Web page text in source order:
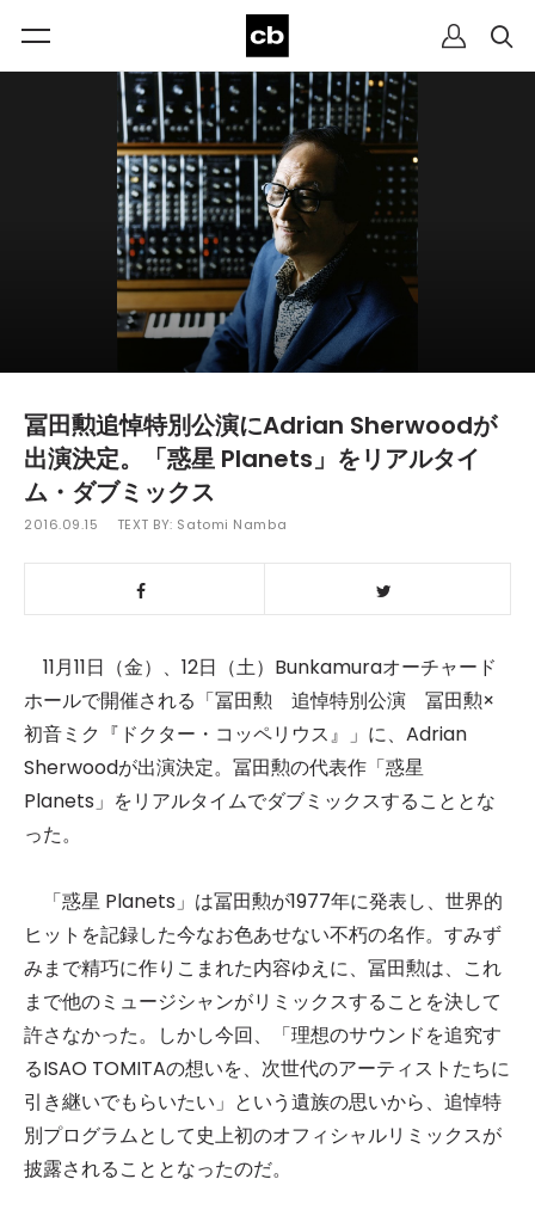
冨田勲追悼特別公演にAdrian Sherwoodが
出演決定。「惑星 Planets」をリアルタイ
ム・ダブミックス
2016.09.15 TEXT BY: Satomi Namba
11月11日（金）、12日（土）Bunkamuraオーチャード
ホールで開催される「冨田勲 追悼特別公演 冨田勲×
初音ミク『ドクター・コッペリウス』」に、Adrian
Sherwoodが出演決定。冨田勲の代表作「惑星
Planets」をリアルタイムでダブミックスすることとな
った。
「惑星 Planets」は冨田勲が1977年に発表し、世界的
ヒットを記録した今なお色あせない不朽の名作。すみず
みまで精巧に作りこまれた内容ゆえに、冨田勲は、これ
まで他のミュージシャンがリミックスすることを決して
許さなかった。しかし今回、「理想のサウンドを追究す
るISAO TOMITAの想いを、次世代のアーティストたちに
引き継いでもらいたい」という遺族の思いから、追悼特
別プログラムとして史上初のオフィシャルリミックスが
披露されることとなったのだ。